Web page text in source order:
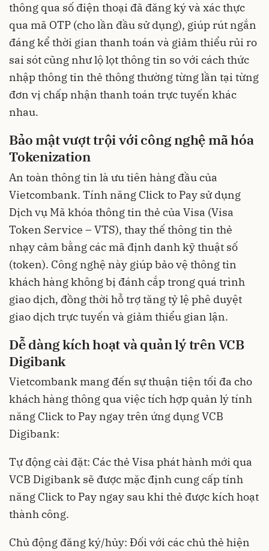
thông qua số điện thoại đã đăng ký và xác thực
qua mã OTP (cho lần đầu sử dụng), giúp rút ngắn
đáng kể thời gian thanh toán và giảm thiểu rủi ro
sai sót cũng như lộ lọt thông tin so với cách thức
nhập thông tin thẻ thông thường từng lần tại từng
đơn vị chấp nhận thanh toán trực tuyến khác
nhau.
Bảo mật vượt trội với công nghệ mã hóa
Tokenization
An toàn thông tin là ưu tiên hàng đầu của
Vietcombank. Tính năng Click to Pay sử dụng
Dịch vụ Mã khóa thông tin thẻ của Visa (Visa
Token Service – VTS), thay thế thông tin thẻ
nhạy cảm bằng các mã định danh kỹ thuật số
(token). Công nghệ này giúp bảo vệ thông tin
khách hàng không bị đánh cắp trong quá trình
giao dịch, đồng thời hỗ trợ tăng tỷ lệ phê duyệt
giao dịch trực tuyến và giảm thiểu gian lận.
Dễ dàng kích hoạt và quản lý trên VCB
Digibank
Vietcombank mang đến sự thuận tiện tối đa cho
khách hàng thông qua việc tích hợp quản lý tính
năng Click to Pay ngay trên ứng dụng VCB
Digibank:
Tự động cài đặt: Các thẻ Visa phát hành mới qua
VCB Digibank sẽ được mặc định cung cấp tính
năng Click to Pay ngay sau khi thẻ được kích hoạt
thành công.
Chủ động đăng ký/hủy: Đối với các chủ thẻ hiện